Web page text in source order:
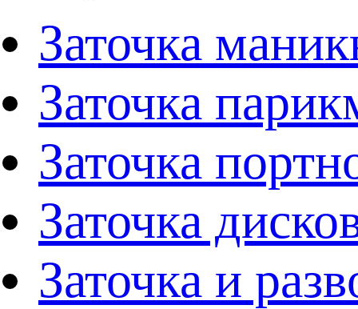
Заточка
Заточка
Заточка
Заточка
Заточка и